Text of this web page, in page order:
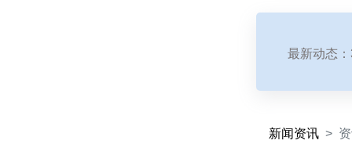
最新动态：
新闻资讯